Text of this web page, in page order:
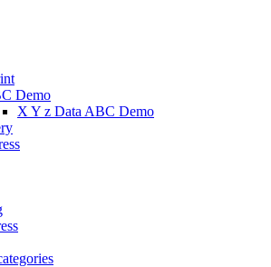
Demo
X Y z Data ABC Demo